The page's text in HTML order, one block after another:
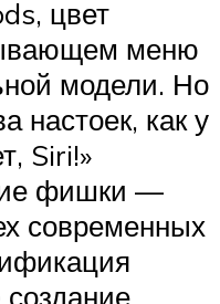
цвет
меню
модели. Но
настоек, как у
Siri!»
фишки —
современных